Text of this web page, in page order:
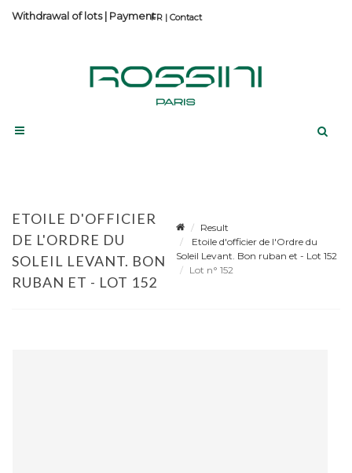
Contact
Withdrawal of lots| Payment
ETOILE D'OFFICIER
DE L'ORDRE DU
SOLEIL LEVANT. BON
RUBAN ET - LOT 152
Result
Etoile d'officier de l'Ordre du
Soleil Levant. Bon ruban et - Lot 152
Lot n° 152